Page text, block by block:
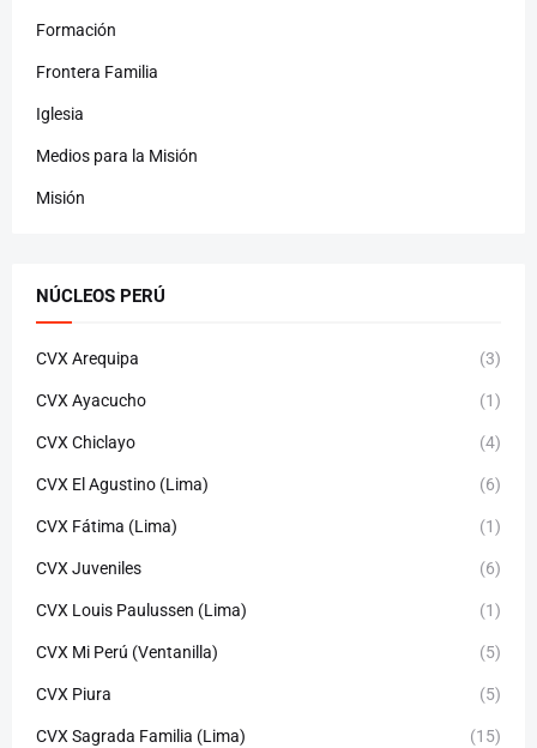
Formación
Frontera Familia
Iglesia
Medios para la Misión
Misión
NÚCLEOS PERÚ
CVX Arequipa (3)
CVX Ayacucho (1)
CVX Chiclayo (4)
CVX El Agustino (Lima) (6)
CVX Fátima (Lima) (1)
CVX Juveniles (6)
CVX Louis Paulussen (Lima) (1)
CVX Mi Perú (Ventanilla) (5)
CVX Piura (5)
CVX Sagrada Familia (Lima) (15)